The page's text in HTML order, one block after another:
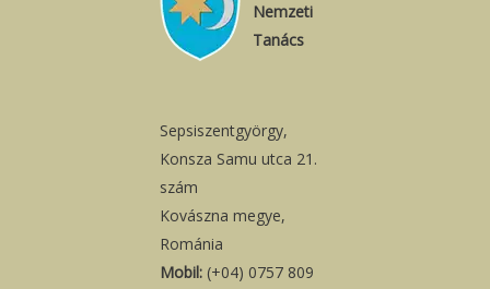
Nemzeti
Tanács
Sepsiszentgyörgy,
Konsza Samu utca 21.
szám
Kovászna megye,
Románia
Mobil: (+04) 0757 809